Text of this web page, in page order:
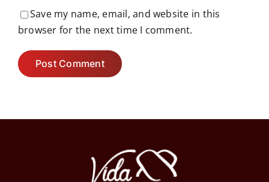
Save my name, email, and website in this
browser for the next time I comment.